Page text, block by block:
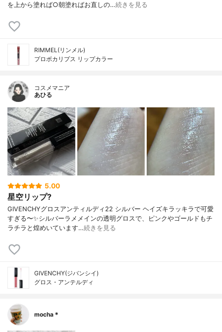
を上から塗れば○朝塗ればお直しの…続きを見る
RIMMEL(リンメル)
プロボカリプス リップカラー
コスメマニア
あひる
5.00
星空リップ?
GIVENCHYグロスアンティルディ22 シルバー ヘイズキラッキラで可愛
すぎる〜✨シルバーラメメインの透明グロスで、ピンクやゴールドもチ
ラチラと煌めいています…続きを見る
GIVENCHY(ジバンシイ)
グロス・アンテルディ
mocha＊